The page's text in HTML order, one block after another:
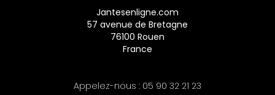
Jantesenligne.com
57 avenue de Bretagne
76100 Rouen
France
Appelez-nous : 05 90 32 21 23